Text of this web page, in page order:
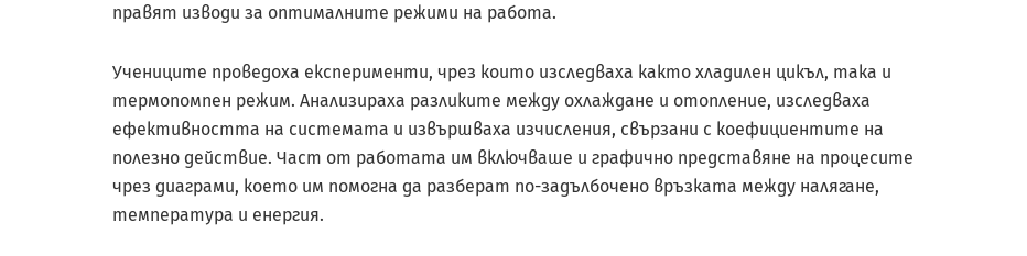
правят изводи за оптималните режими на работа.
Учениците проведоха експерименти, чрез които изследваха както хладилен цикъл, така и
термопомпен режим. Анализираха разликите между охлаждане и отопление, изследваха
ефективността на системата и извършваха изчисления, свързани с коефициентите на
полезно действие. Част от работата им включваше и графично представяне на процесите
чрез диаграми, което им помогна да разберат по-задълбочено връзката между налягане,
температура и енергия.